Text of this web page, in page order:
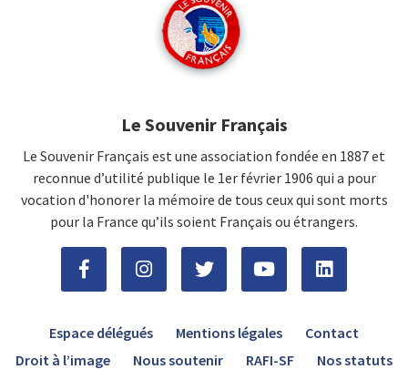
Le Souvenir Français
Le Souvenir Français est une association fondée en 1887 et
reconnue d’utilité publique le 1er février 1906 qui a pour
vocation d'honorer la mémoire de tous ceux qui sont morts
pour la France qu’ils soient Français ou étrangers.
Espace délégués Mentions légales
Contact
Droit à l’image
Nous soutenir RAFI-SF Nos statuts